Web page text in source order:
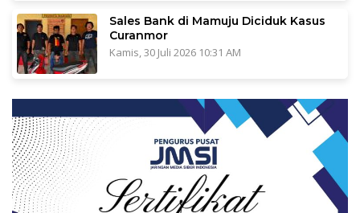
Sales Bank di Mamuju Diciduk Kasus
Curanmor
Kamis, 30 Juli 2026 10:31 AM